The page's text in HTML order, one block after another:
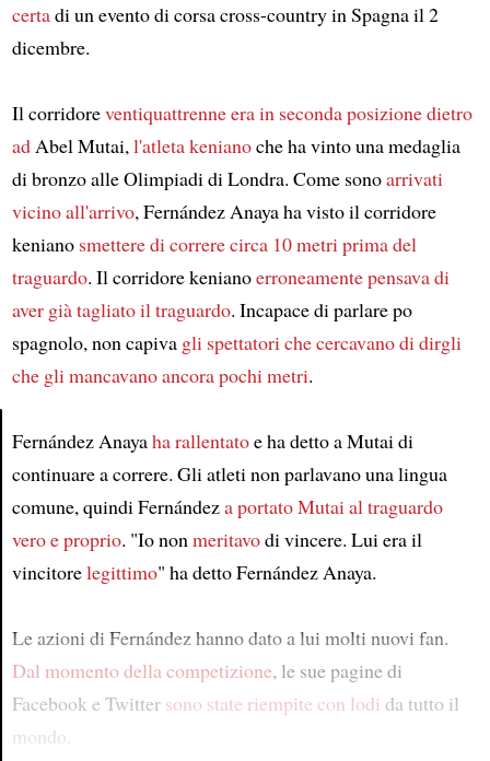
Article
certadi un evento di corsa cross-country in Spagna il 2
dicembre.
Il corridoreventiquattrenneera in seconda posizione dietro
adAbel Mutai,l'atleta kenianoche ha vinto una medaglia
di bronzo alle Olimpiadi di Londra. Come sonoarrivati
vicino all'arrivo, Fernández Anaya ha visto il corridore
keniano smettere di correre circa 10 metri prima del
traguardo. Il corridore kenianoerroneamente pensava di
aver già tagliato il traguardo. Incapace di parlare po
spagnolo, non capiva gli spettatori che cercavano di dirgli
che gli mancavano ancora pochi metri.
Fernández Anayaha rallentatoe ha detto a Mutai di
continuare a correre. Gli atleti non parlavano una lingua
comune, quindi Fernándeza portato Mutai al traguardo
vero e proprio. "Io nonmeritavodi vincere. Lui era il
vincitorelegittimo" ha detto Fernández Anaya.
Le azioni di Fernández hanno dato a lui molti nuovi fan.
Dal momento della competizione, le sue pagine di
Facebook e Twitter sono state riempite con lodi da tutto il
mondo.